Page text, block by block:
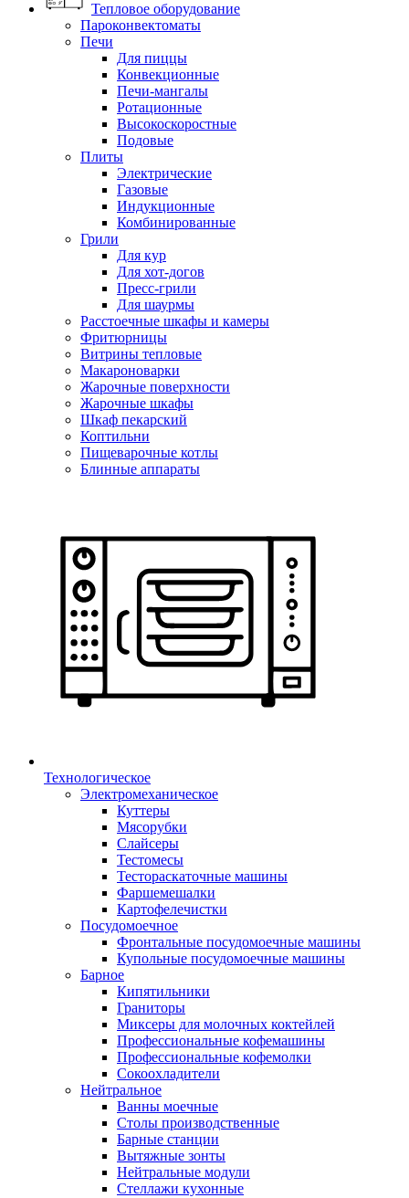
Тепловое оборудование
Пароконвектоматы
Печи
Для пиццы
Конвекционные
Печи-мангалы
Ротационные
Высокоскоростные
Подовые
Плиты
Электрические
Газовые
Индукционные
Комбинированные
Грили
Для кур
Для хот-догов
Пресс-грили
Для шаурмы
Расстоечные шкафы и камеры
Фритюрницы
Витрины тепловые
Макароноварки
Жарочные поверхности
Жарочные шкафы
Шкаф пекарский
Коптильни
Пищеварочные котлы
Блинные аппараты
Технологическое
Электромеханическое
Куттеры
Мясорубки
Слайсеры
Тестомесы
Тестораскаточные машины
Фаршемешалки
Картофелечистки
Посудомоечное
Фронтальные посудомоечные машины
Купольные посудомоечные машины
Барное
Кипятильники
Граниторы
Миксеры для молочных коктейлей
Профессиональные кофемашины
Профессиональные кофемолки
Сокоохладители
Нейтральное
Ванны моечные
Столы производственные
Барные станции
Вытяжные зонты
Нейтральные модули
Стеллажи кухонные